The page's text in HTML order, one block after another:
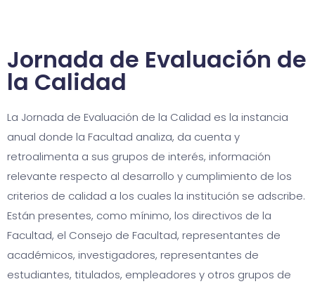
Jornada de Evaluación de
la Calidad
La Jornada de Evaluación de la Calidad es la instancia
anual donde la Facultad analiza, da cuenta y
retroalimenta a sus grupos de interés, información
relevante respecto al desarrollo y cumplimiento de los
criterios de calidad a los cuales la institución se adscribe.
Están presentes, como mínimo, los directivos de la
Facultad, el Consejo de Facultad, representantes de
académicos, investigadores, representantes de
estudiantes, titulados, empleadores y otros grupos de